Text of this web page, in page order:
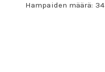
Hampaiden määrä: 34